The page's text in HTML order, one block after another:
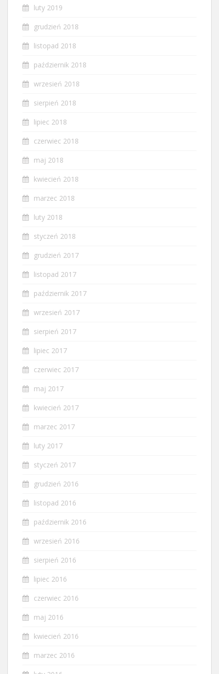
luty 2019
grudzień 2018
listopad 2018
październik 2018
wrzesień 2018
sierpień 2018
lipiec 2018
czerwiec 2018
maj 2018
kwiecień 2018
marzec 2018
luty 2018
styczeń 2018
grudzień 2017
listopad 2017
październik 2017
wrzesień 2017
sierpień 2017
lipiec 2017
czerwiec 2017
maj 2017
kwiecień 2017
marzec 2017
luty 2017
styczeń 2017
grudzień 2016
listopad 2016
październik 2016
wrzesień 2016
sierpień 2016
lipiec 2016
czerwiec 2016
maj 2016
kwiecień 2016
marzec 2016